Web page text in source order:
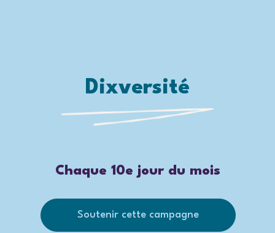
Dixversité
Chaque 10e jour du mois
Soutenir cette campagne